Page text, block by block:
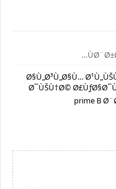
Ø§Ù„Ø³Ù„Ø§Ù…
Ø¯ÙŠÙ†Ø©
prime B